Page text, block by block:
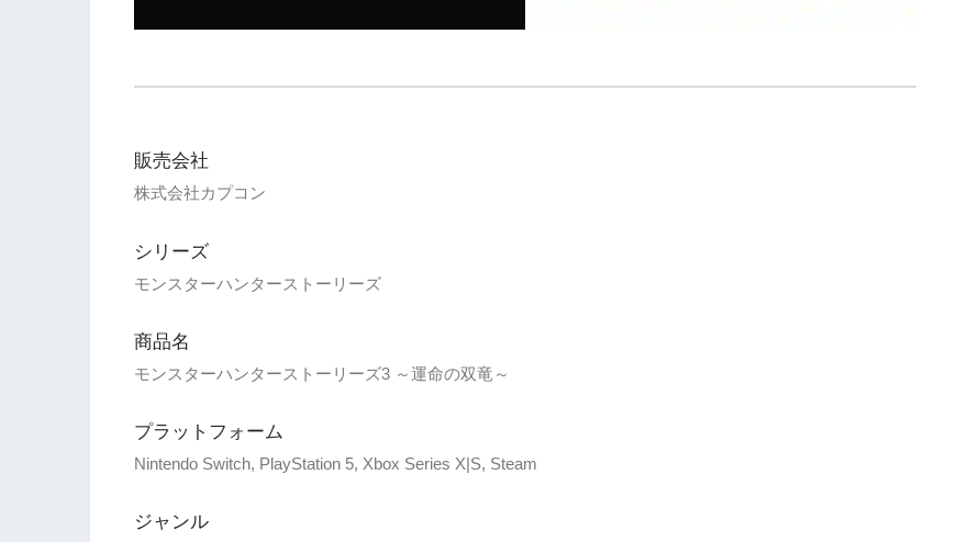
販売会社
株式会社カプコン
シリーズ
モンスターハンターストーリーズ
商品名
モンスターハンターストーリーズ3 ～運命の双竜～
プラットフォーム
Nintendo Switch, PlayStation 5, Xbox Series X|S, Steam
ジャンル